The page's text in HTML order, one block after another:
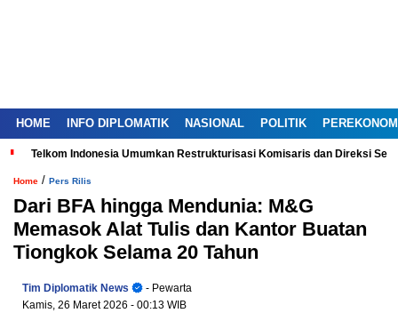
HOME INFO DIPLOMATIK NASIONAL POLITIK
Telkom Indonesia Umumkan Restrukturisasi Komisaris dan Direksi
Home / Pers Rilis
Dari BFA hingga Mendunia: M&G
Memasok Alat Tulis dan Kantor Buatan
Tiongkok Selama 20 Tahun
Tim Diplomatik News
- Pewarta
Kamis, 26 Maret 2026 - 00:13 WIB